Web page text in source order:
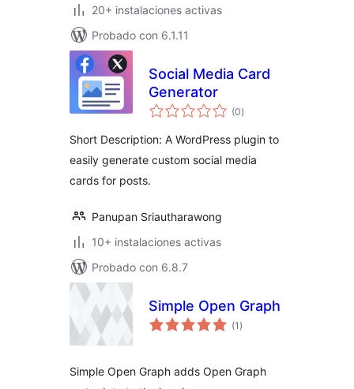
20+ instalaciones activas
Probado con 6.1.11
Social Media Card
Generator
(0total
de
)
Short Description: A WordPress plugin to
easily generate custom social media
cards for posts.
Panupan Sriautharawong
10+ instalaciones activas
Probado con 6.8.7
Simple Open Graph
(1 total
de
)
Simple Open Graph adds Open Graph